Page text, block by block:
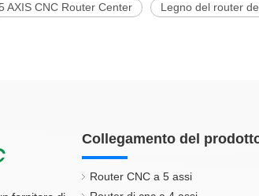
AXIS CNC Router Center Legno del router
Collegamento del
Router CNC a 5 assi